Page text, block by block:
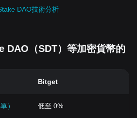
DAO技術分析
DAO（SDT）等加密貨幣的
Bitget
） 低至 0%